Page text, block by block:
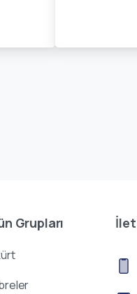
Grupları